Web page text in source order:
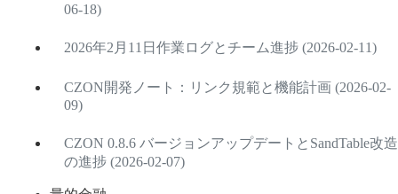
06-18)
2026年2月11日作業ログとチーム進捗 (2026-02-11)
CZON開発ノート：リンク規範と機能計画 (2026-02-
09)
CZON 0.8.6 バージョンアップデートとSandTable改造
の進捗 (2026-02-07)